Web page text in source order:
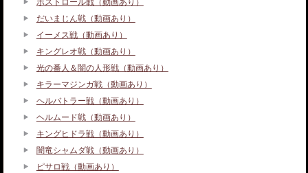
ボストロール戦（動画あり）
だいまじん戦（動画あり）
イーメス戦（動画あり）
キングレオ戦（動画あり）
光の番人＆闇の人形戦（動画あり）
キラーマジンガ戦（動画あり）
ヘルバトラー戦（動画あり）
ヘルムード戦（動画あり）
キングヒドラ戦（動画あり）
闇竜シャムダ戦（動画あり）
ピサロ戦（動画あり）